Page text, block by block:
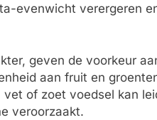
evenwicht verergeren
geven de voorkeur
aan fruit en
of zoet voedsel kan
veroorzaakt.